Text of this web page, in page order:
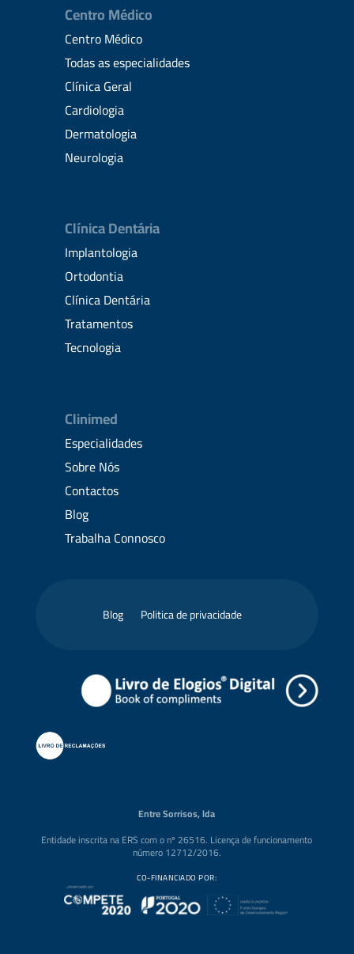
Centro Médico
Centro Médico
Todas as especialidades
Clínica Geral
Cardiologia
Dermatologia
Neurologia
Clínica Dentária
Implantologia
Ortodontia
Clínica Dentária
Tratamentos
Tecnologia
Clinimed
Especialidades
Sobre Nós
Contactos
Blog
Trabalha Connosco
Blog Politica de privacidade
Entre Sorrisos, lda
Entidade inscrita na ERS com o nº 26516. Licença de funcionamento
número 12712/2016.
CO-FINANCIADO POR: